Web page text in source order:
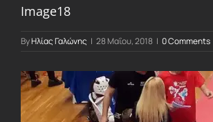
Image18
ByΗλίας Γαλώνης | 28 Μαΐου, 2018 | 0 Comments